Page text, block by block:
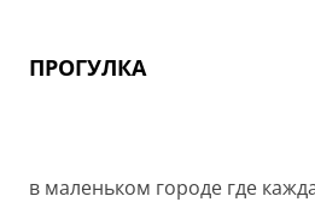
ПРОГУЛКА
в маленьком городе где